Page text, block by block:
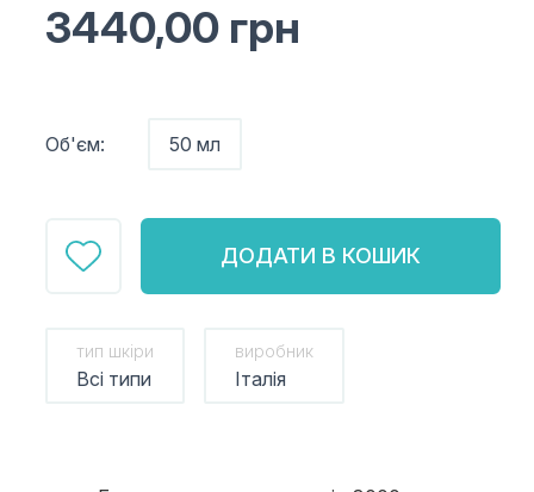
3440,00 грн
Об'єм: 50 мл
ДОДАТИ В КОШИК
тип шкіри
Всі типи
виробник
Італія